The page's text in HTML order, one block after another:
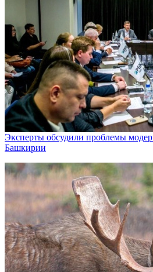
Эксперты обсудили проблемы
Башкирии